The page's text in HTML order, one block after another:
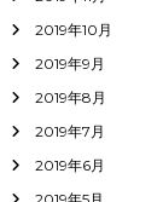
2019年10月
2019年9月
2019年8月
2019年7月
2019年6月